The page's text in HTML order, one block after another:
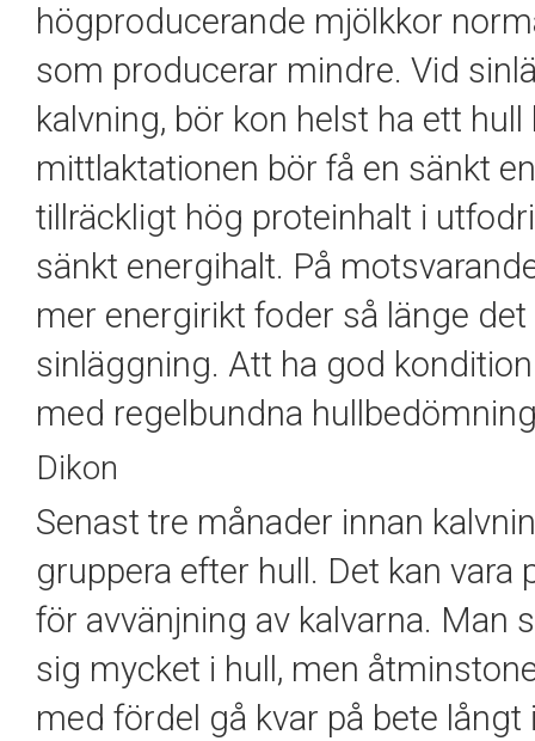
högproducerande mjölkkor
som producerar mindre. Vid
kalvning, bör kon helst ha ett
mittlaktationen bör få en sänkt
tillräckligt hög proteinhalt i
sänkt energihalt. På
mer energirikt foder så länge
sinläggning. Att ha god
med regelbundna
Dikon
Senast tre månader innan
gruppera efter hull. Det kan
för avvänjning av kalvarna. Man
sig mycket i hull, men
med fördel gå kvar på bete